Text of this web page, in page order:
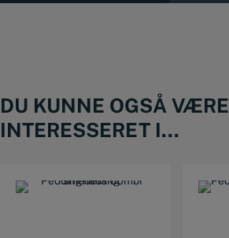
DU KUNNE OGSÅ VÆRE
INTERESSERET I...